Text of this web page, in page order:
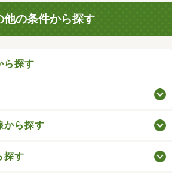
他の条件から探す
ら探す
から探す
探す